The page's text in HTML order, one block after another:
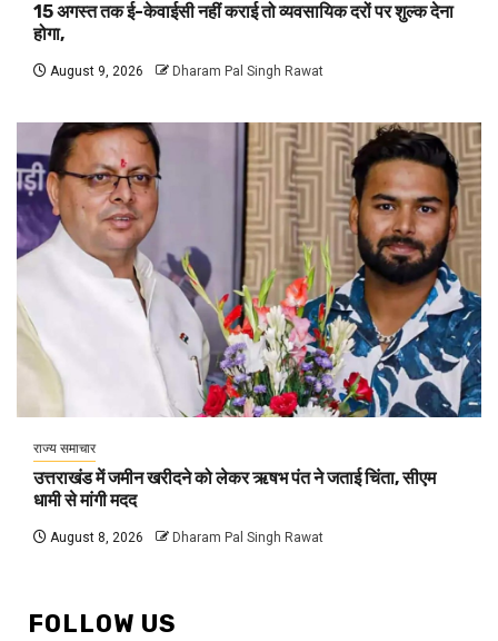
15 अगस्त तक ई-केवाईसी नहीं कराई तो व्यवसायिक दरों पर शुल्क देना
होगा,
August 9, 2026 Dharam Pal Singh Rawat
राज्य समाचार
उत्तराखंड में जमीन खरीदने को लेकर ऋषभ पंत ने जताई चिंता, सीएम
धामी से मांगी मदद
August 8, 2026 Dharam Pal Singh Rawat
FOLLOW US